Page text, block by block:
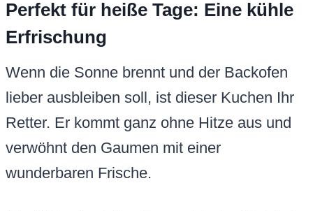
Perfekt für heiße Tage: Eine kühle
Erfrischung
Wenn die Sonne brennt und der Backofen
lieber ausbleiben soll, ist dieser Kuchen Ihr
Retter. Er kommt ganz ohne Hitze aus und
verwöhnt den Gaumen mit einer
wunderbaren Frische.